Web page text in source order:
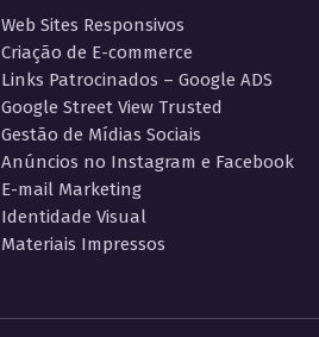
Web Sites Responsivos
Criação de E-commerce
Links Patrocinados – Google ADS
Google Street View Trusted
Gestão de Mídias Sociais
Anúncios no Instagram e Facebook
E-mail Marketing
Identidade Visual
Materiais Impressos